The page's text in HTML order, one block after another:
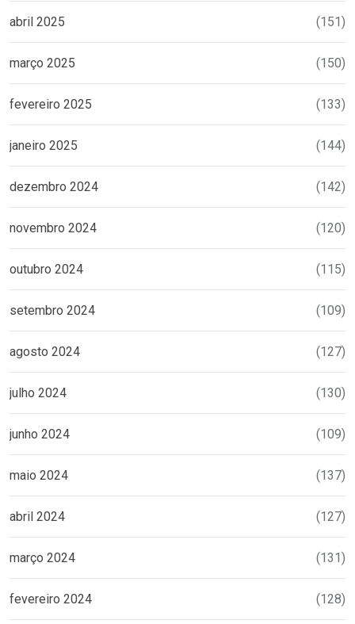
abril 2025 (151)
março 2025 (150)
fevereiro 2025 (133)
janeiro 2025 (144)
dezembro 2024 (142)
novembro 2024 (120)
outubro 2024 (115)
setembro 2024 (109)
agosto 2024 (127)
julho 2024 (130)
junho 2024 (109)
maio 2024 (137)
abril 2024 (127)
março 2024 (131)
fevereiro 2024 (128)